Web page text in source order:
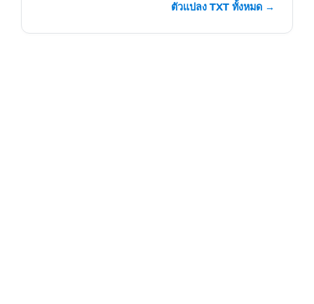
ตัวแปลง TXT ทั้งหมด →